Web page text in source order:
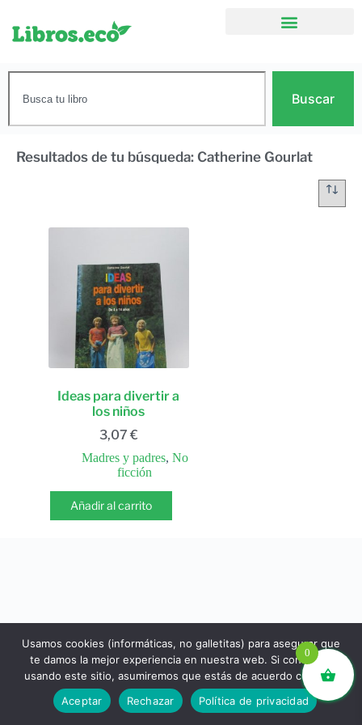
Buscar
Resultados de tu búsqueda: Catherine Gourlat
Ideas para divertir a
los niños
3,07 €
Madres y padres, No
ficción
Añadir al carrito
libros.eco © - Desde Barcelona para el mundo 💚 |
Devoluciones y reembolsos|Política de Privacidad
0
Usamos cookies (informáticas, no galletitas) para asegurar que
te damos la mejor experiencia en nuestra web. Si continúas
usando este sitio, asumiremos que estás de acuerdo con ello.
Aceptar
Rechazar Política de privacidad